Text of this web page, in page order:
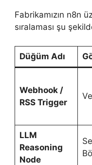
Fabrikamızın n8n
sıralaması şu
Düğüm Adı
Webhook /
RSS Trigger
LLM
Reasoning
Node